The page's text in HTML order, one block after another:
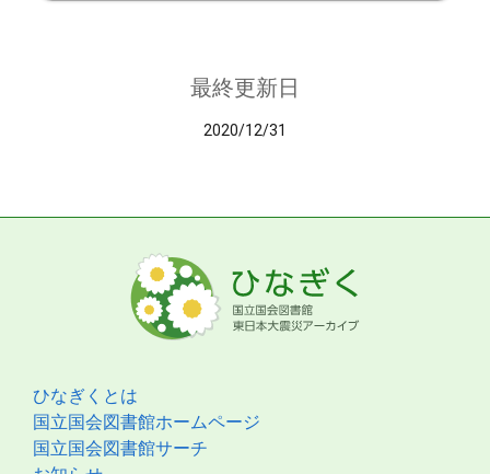
最終更新日
2020/12/31
ひなぎくとは
国立国会図書館ホームページ
国立国会図書館サーチ